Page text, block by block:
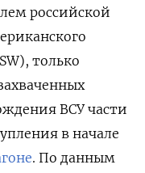
российской
только
ВСУ части
в начале
. По данным